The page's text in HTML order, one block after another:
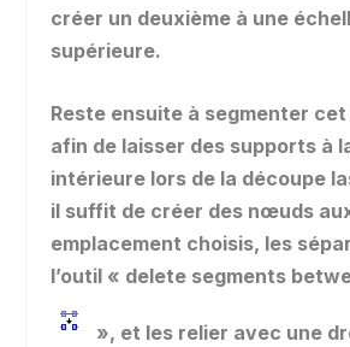
créer un deuxième à une
supérieure.
Reste ensuite à segmenter
afin de laisser des supports à
intérieure lors de la découpe
il suffit de créer des nœuds
emplacement choisis, les
l’outil « delete segments
», et les relier avec une